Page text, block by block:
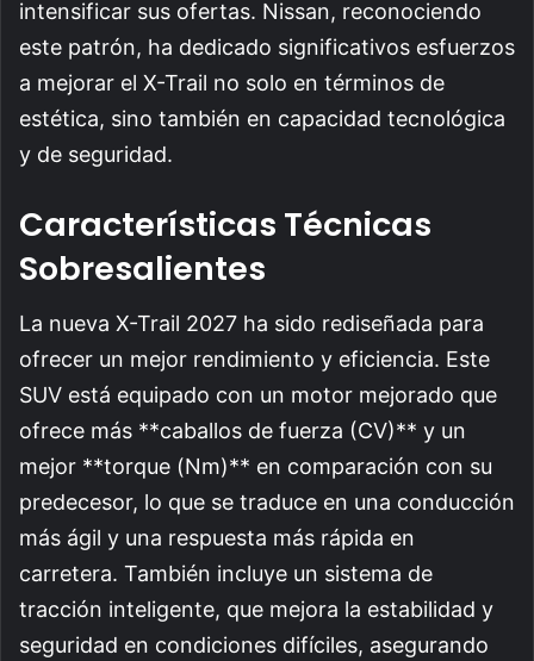
intensificar sus ofertas. Nissan, reconociendo
este patrón, ha dedicado significativos esfuerzos
a mejorar el X-Trail no solo en términos de
estética, sino también en capacidad tecnológica
y de seguridad.
Características Técnicas
Sobresalientes
La nueva X-Trail 2027 ha sido rediseñada para
ofrecer un mejor rendimiento y eficiencia. Este
SUV está equipado con un motor mejorado que
ofrece más **caballos de fuerza (CV)** y un
mejor **torque (Nm)** en comparación con su
predecesor, lo que se traduce en una conducción
más ágil y una respuesta más rápida en
carretera. También incluye un sistema de
tracción inteligente, que mejora la estabilidad y
seguridad en condiciones difíciles, asegurando